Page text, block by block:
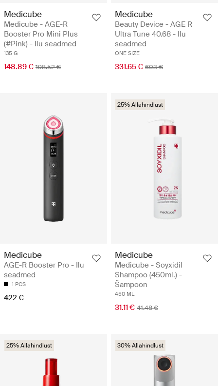
Medicube
Medicube - AGE-R
Booster Pro Mini Plus
(#Pink) - Ilu seadmed
135 G
148.89 € 198.52 €
Medicube
Beauty Device - AGE R
Ultra Tune 40.68 - Ilu
seadmed
ONE SIZE
331.65 € 603 €
Medicube
AGE-R Booster Pro - Ilu
seadmed
1 PCS
422 €
25% Allahindlust
Medicube
Medicube - Soyxidil
Shampoo (450ml.) -
Šampoon
450 ML
31.11 € 41.48 €
25% Allahindlust 30% Allahindlust